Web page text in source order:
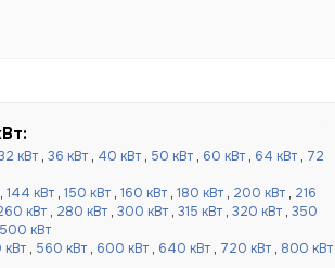
кВт , 36 кВт , 40 кВт , 50 кВт , 60 кВт , 64 кВт , 72
, 144 кВт , 150 кВт , 160 кВт , 180 кВт , 200 кВт , 216
кВт , 280 кВт , 300 кВт , 315 кВт , 320 кВт , 350
500 кВт
кВт , 560 кВт , 600 кВт , 640 кВт , 720 кВт , 800 кВт